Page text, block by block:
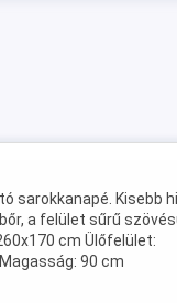
sarokkanapé. Kisebb
a felület sűrű
cm Ülőfelület:
90 cm
...